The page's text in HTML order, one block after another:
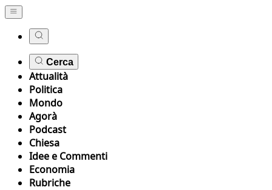
Cerca
Attualità
Politica
Mondo
Agorà
Podcast
Chiesa
Idee e Commenti
Economia
Rubriche